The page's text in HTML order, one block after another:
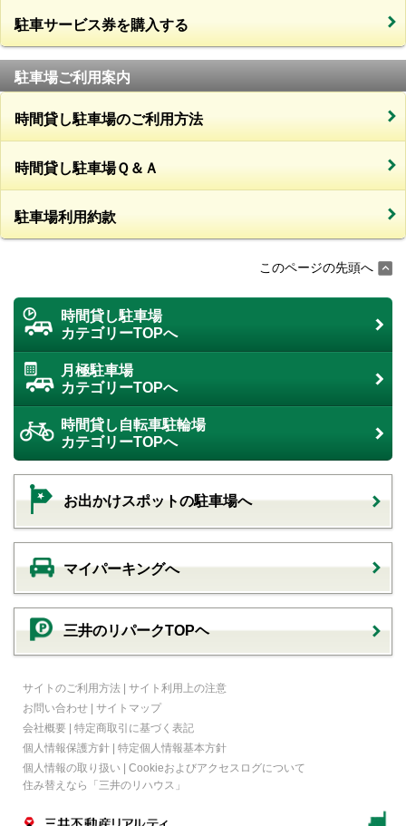
駐車サービス券を購入する
駐車場ご利用案内
時間貸し駐車場のご利用方法
時間貸し駐車場Ｑ＆Ａ
駐車場利用約款
このページの先頭へ
時間貸し駐車場
カテゴリーTOPへ
月極駐車場
カテゴリーTOPへ
時間貸し自転車駐輪場
カテゴリーTOPへ
お出かけスポットの駐車場へ
マイパーキングへ
三井のリパークTOPヘ
サイトのご利用方法 | サイト利用上の注意
お問い合わせ | サイトマップ
会社概要 | 特定商取引に基づく表記
個人情報保護方針 | 特定個人情報基本方針
個人情報の取り扱い | Cookieおよびアクセスログについて
住み替えなら
「三井のリハウス」